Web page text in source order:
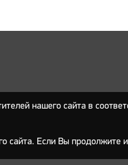
нашего сайта в
Если Вы продолжите